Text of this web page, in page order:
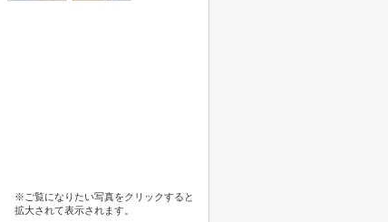
※ご覧になりたい写真をクリックすると
拡大されて表示されます。